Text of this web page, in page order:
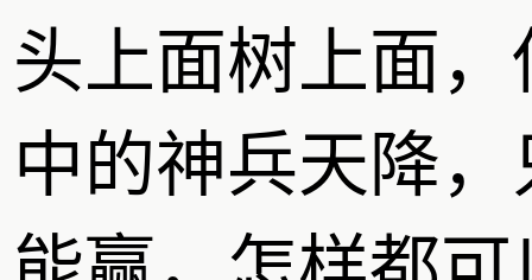
头上面树上面，
中的神兵天降，